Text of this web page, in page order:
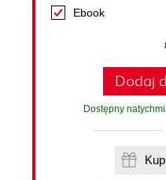
Ebook
Dodaj
Dostępny